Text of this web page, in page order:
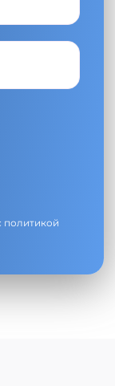
политикой